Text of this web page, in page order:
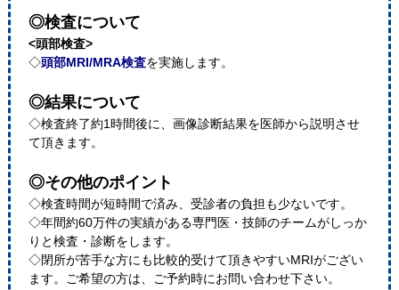
◎検査について
<頭部検査>
◇頭部MRI/MRA検査を実施します。
◎結果について
◇検査終了約1時間後に、画像診断結果を医師から説明させ
て頂きます。
◎その他のポイント
◇検査時間が短時間で済み、受診者の負担も少ないです。
◇年間約60万件の実績がある専門医・技師のチームがしっか
りと検査・診断をします。
◇閉所が苦手な方にも比較的受けて頂きやすいMRIがござい
ます。ご希望の方は、ご予約時にお問い合わせ下さい。